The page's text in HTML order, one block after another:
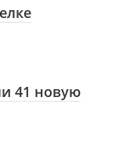
41 новую